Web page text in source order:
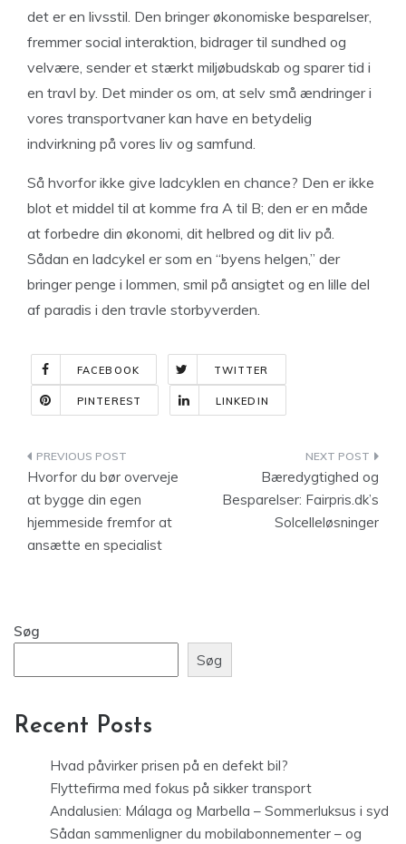
det er en livsstil. Den bringer økonomiske besparelser,
fremmer social interaktion, bidrager til sundhed og
velvære, sender et stærkt miljøbudskab og sparer tid i
en travl by. Det minder os om, at selv små ændringer i
vores transportvaner kan have en betydelig
indvirkning på vores liv og samfund.
Så hvorfor ikke give ladcyklen en chance? Den er ikke
blot et middel til at komme fra A til B; den er en måde
at forbedre din økonomi, dit helbred og dit liv på.
Sådan en ladcykel er som en “byens helgen,” der
bringer penge i lommen, smil på ansigtet og en lille del
af paradis i den travle storbyverden.
FACEBOOK TWITTER
PINTEREST LINKEDIN
Indlægsnavigation
Hvorfor du bør overveje
at bygge din egen
hjemmeside fremfor at
ansætte en specialist
Bæredygtighed og
Besparelser: Fairpris.dk’s
Solcelleløsninger
Søg
Søg
Recent Posts
Hvad påvirker prisen på en defekt bil?
Flyttefirma med fokus på sikker transport
Andalusien: Málaga og Marbella – Sommerluksus i syd
Sådan sammenligner du mobilabonnementer – og